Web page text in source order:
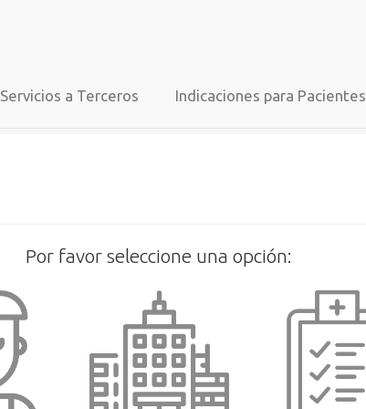
Servicios a Terceros Indicaciones para Pacientes
Por favor seleccione una opción: